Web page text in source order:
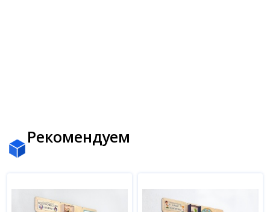
Рекомендуем